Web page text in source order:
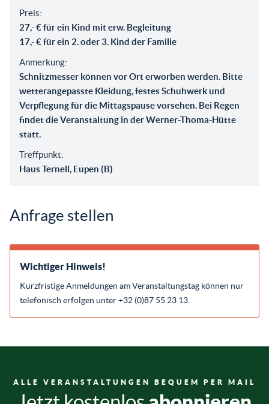
Preis:
27,- € für ein Kind mit erw. Begleitung
17,- € für ein 2. oder 3. Kind der Familie
Anmerkung:
Schnitzmesser können vor Ort erworben werden. Bitte
wetterangepasste Kleidung, festes Schuhwerk und
Verpflegung für die Mittagspause vorsehen. Bei Regen
findet die Veranstaltung in der Werner-Thoma-Hütte
statt.
Treffpunkt:
Haus Ternell, Eupen (B)
Anfrage stellen
Wichtiger Hinweis!
Kurzfristige Anmeldungen am Veranstaltungstag können nur
telefonisch erfolgen unter +32 (0)87 55 23 13.
ALLE VERANSTALTUNGEN BEQUEM PER MAIL